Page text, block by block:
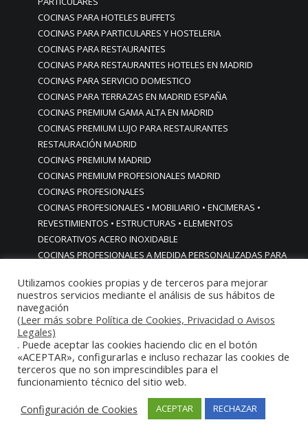
COCINAS PARA HOTELES BUFFETS
COCINAS PARA PARTICULARES Y HOSTELERIA
COCINAS PARA RESTAURANTES
COCINAS PARA RESTAURANTES HOTELES EN MADRID
COCINAS PARA SERVICIO DOMESTICO
COCINAS PARA TERRAZAS EN MADRID ESPAÑA
COCINAS PREMIUM GAMA ALTA EN MADRID
COCINAS PREMIUM LUJO PARA RESTAURANTES
RESTAURACIÓN MADRID
COCINAS PREMIUM MADRID
COCINAS PREMIUM PROFESIONALES MADRID
COCINAS PROFESIONALES
COCINAS PROFESIONALES • MOBILIARIO • ENCIMERAS •
REVESTIMIENTOS • ESTRUCTURAS • ELEMENTOS
DECORATIVOS ACERO INOXIDABLE
COCINAS PROFESIONALES A MEDIDA PERSONALIZADAS PARA
COCINAS PROFESIONALES ACERO INOXIDABLE
COCINAS PROFESIONALES HORECA
COCINAS PROFESIONALES HOSTELERÍA MADRID
Cocinas profesionales industriales monoblock a medida
personalizadas
Cocinas profesionales industriales monoblock a medida
personalizadasCocinas profesionales industriales
monoblock a medida personalizadas
cocinas profesionales industriales para casas chalets
Utilizamos cookies propias y de terceros para mejorar
nuestros servicios mediante el análisis de sus hábitos de
navegación
(Leer más sobre Política de Cookies, Privacidad o Avisos
Legales)
. Puede aceptar las cookies haciendo clic en el botón
«ACEPTAR», configurarlas e incluso rechazar las cookies de
terceros que no son imprescindibles para el
funcionamiento técnico del sitio web.
Configuración de Cookies
ACEPTAR RECHAZAR